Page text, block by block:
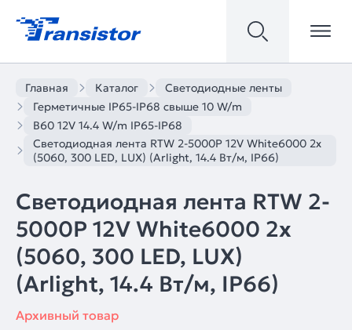
Главная Каталог
Светодиодные ленты
Герметичные IP65-IP68 свыше 10 W/m
B60 12V 14.4 W/m IP65-IP68
Светодиодная лента RTW 2-5000P 12V White6000 2x
(5060, 300 LED, LUX) (Arlight, 14.4 Вт/м, IP66)
Светодиодная лента RTW 2-
5000P 12V White6000 2x
(5060, 300 LED, LUX)
(Arlight, 14.4 Вт/м, IP66)
Архивный товар